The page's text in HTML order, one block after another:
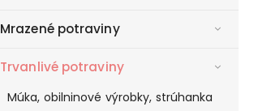
Mrazené potraviny
Trvanlivé potraviny
Múka, obilninové výrobky, strúhanka